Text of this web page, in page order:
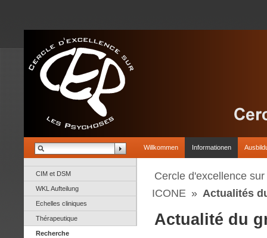
Willkommen Informationen
CIM et DSM
WKL Aufteilung
Echelles cliniques
Thérapeutique
Recherche
Cercle d'excellence
ICONE » Actualités
Actualité du